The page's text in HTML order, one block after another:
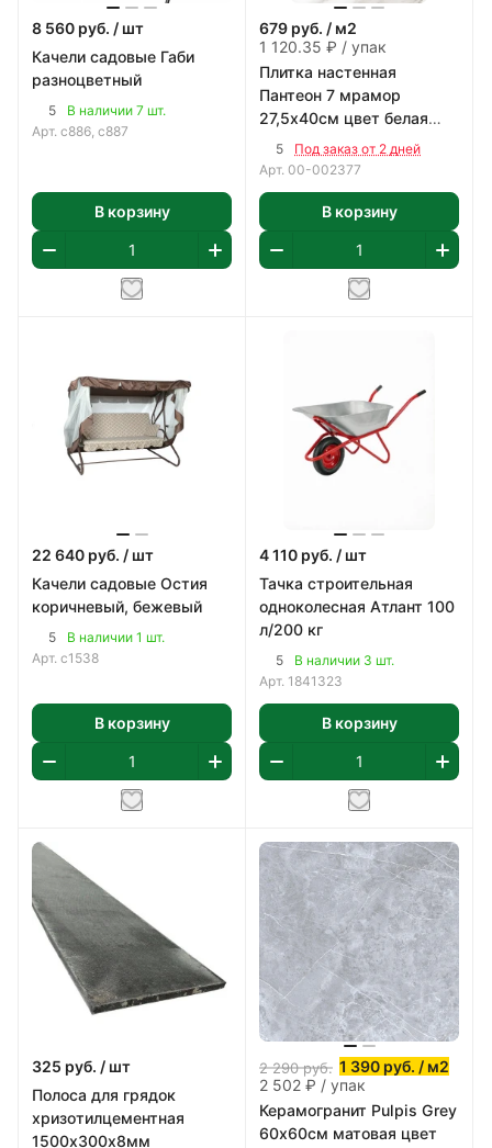
8 560 руб. / шт
Качели садовые Габи
разноцветный
5
В наличии 7 шт.
Арт. с886, с887
В корзину
679 руб. / м2
1 120.35 ₽ / упак
Плитка настенная
Пантеон 7 мрамор
27,5х40см цвет белая
1,65 м2/уп
5
Под заказ от 2 дней
Арт. 00-002377
В корзину
22 640 руб. / шт
Качели садовые Остия
коричневый, бежевый
5
В наличии 1 шт.
Арт. с1538
В корзину
4 110 руб. / шт
Тачка строительная
одноколесная Атлант 100
л/200 кг
5
В наличии 3 шт.
Арт. 1841323
В корзину
325 руб. / шт
Полоса для грядок
хризотилцементная
1500х300х8мм
2 290руб. 1 390 руб. / м2
2 502 ₽ / упак
Керамогранит Pulpis Grey
60х60см матовая цвет